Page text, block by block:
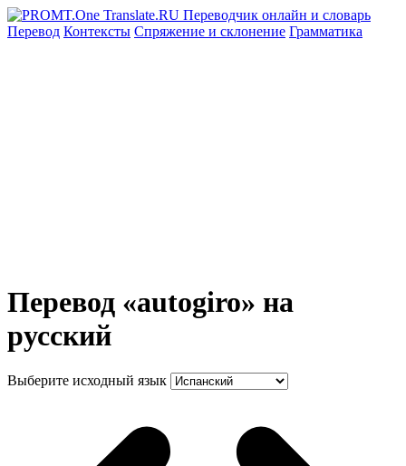
Перевод Контексты Спряжение и склонение Грамматика
Перевод «autogiro» на
русский
Выберите исходный язык